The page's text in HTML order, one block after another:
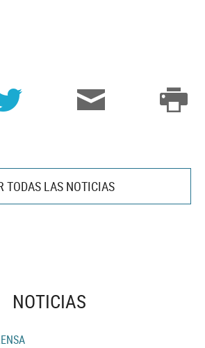
3 p
TODAS LAS NOTICIAS
NOTICIAS